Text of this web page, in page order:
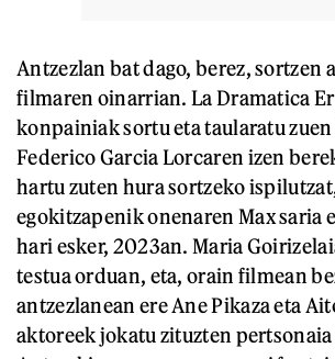
Antzezlan bat dago, berez, sortzen
filmaren oinarrian. La Dramatica
konpainiak sortu eta taularatu zuen
Federico Garcia Lorcaren izen
hartu zuten hura sortzeko
egokitzapenik onenaren Max saria
hari esker, 2023an. Maria
testua orduan, eta, orain filmean
antzezlanean ere Ane Pikaza eta
aktoreek jokatu zituzten